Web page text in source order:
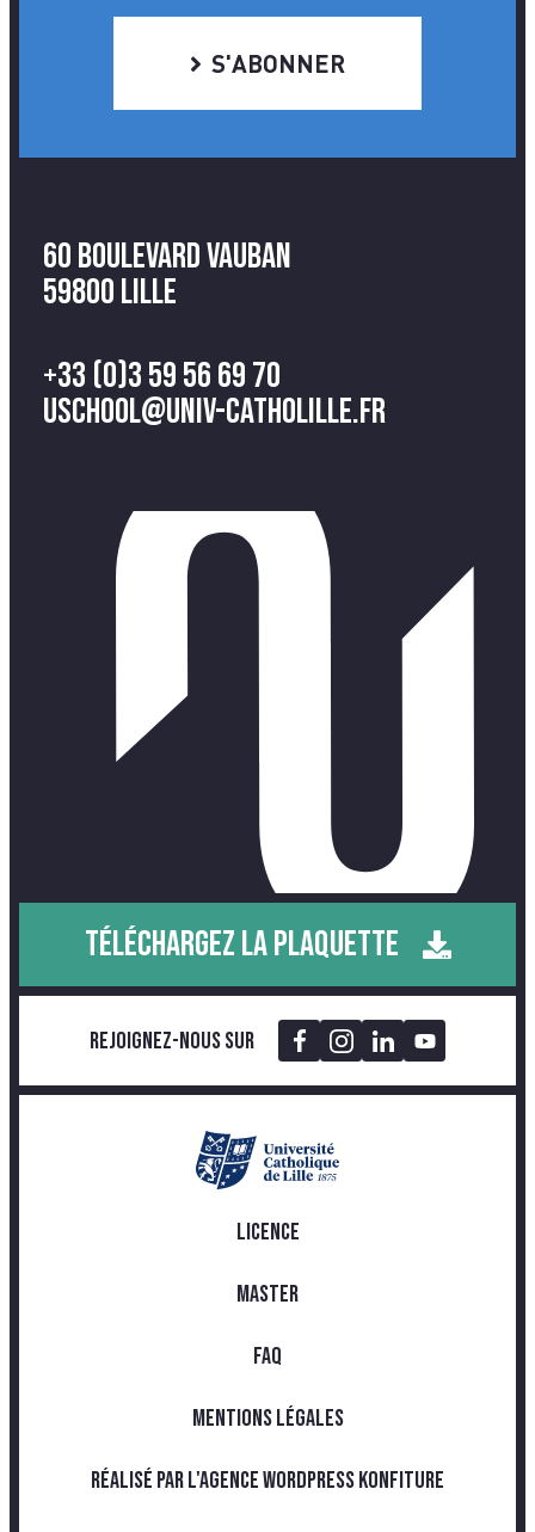
S'ABONNER
60 Boulevard Vauban
59800 Lille
+33 (0)3 59 56 69 70
uschool@univ-catholille.fr
TÉLÉCHARGEZ LA PLAQUETTE
Rejoignez-nous sur
LICENCE
MASTER
FAQ
MENTIONS LÉGALES
RÉALISÉ PAR L'AGENCE WORDPRESS KONFITURE